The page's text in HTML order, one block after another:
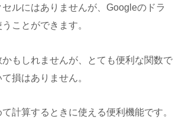
ルにはありませんが、Googleのドラ
ことができます。
もしれませんが、とても便利な関数で
損はありません。
計算するときに使える便利機能です。